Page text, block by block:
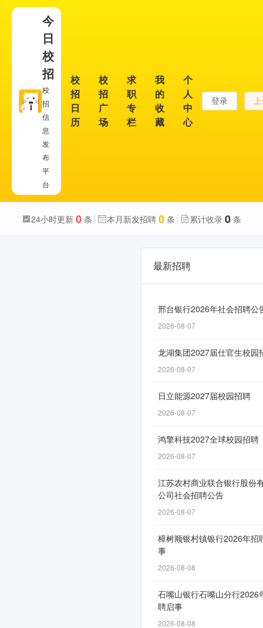
今
日
校
招
校
招
信
息
发
布
平
台
校
招
日
历
校
招
广
场
求
职
专
栏
我
的
收
藏
个
人
中
心
登录
24小时更新 0 条 本月新发招聘 0 条 累计收录 0 条
最新招聘
邢台银行2026年社会招聘公
2026-08-07
龙湖集团2027届仕官生校园
2026-08-07
日立能源2027届校园招聘
2026-08-07
鸿擎科技2027全球校园招聘
2026-08-07
江苏农村商业联合银行股份
公司社会招聘公告
2026-08-07
樟树顺银村镇银行2026年招
事
2026-08-08
石嘴山银行石嘴山分行2026
聘启事
2026-08-08